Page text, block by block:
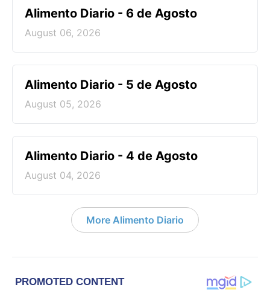
Alimento Diario - 6 de Agosto
August 06, 2026
Alimento Diario - 5 de Agosto
August 05, 2026
Alimento Diario - 4 de Agosto
August 04, 2026
More Alimento Diario